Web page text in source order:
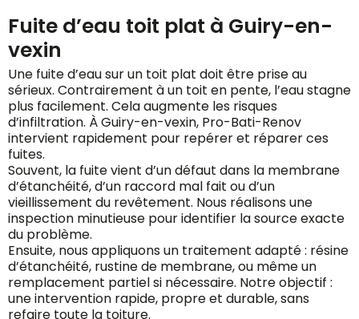
Fuite d’eau toit plat à Guiry-en-
vexin
Une fuite d’eau sur un toit plat doit être prise au
sérieux. Contrairement à un toit en pente, l’eau stagne
plus facilement. Cela augmente les risques
d’infiltration. À Guiry-en-vexin, Pro-Bati-Renov
intervient rapidement pour repérer et réparer ces
fuites.
Souvent, la fuite vient d’un défaut dans la membrane
d’étanchéité, d’un raccord mal fait ou d’un
vieillissement du revêtement. Nous réalisons une
inspection minutieuse pour identifier la source exacte
du problème.
Ensuite, nous appliquons un traitement adapté : résine
d’étanchéité, rustine de membrane, ou même un
remplacement partiel si nécessaire. Notre objectif :
une intervention rapide, propre et durable, sans
refaire toute la toiture.